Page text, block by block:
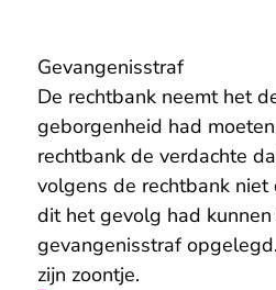
Gevangenisstraf
De rechtbank neemt het
geborgenheid had
rechtbank de verdachte
volgens de rechtbank
dit het gevolg had kunnen
gevangenisstraf
zijn zoontje.